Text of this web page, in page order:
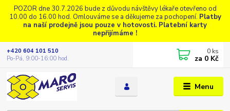
POZOR dne 30.7.2026 bude z důvodu návštěvy lékaře otevřeno od
10.00 do 16.00 hod. Omlouváme se a děkujeme za pochopení. Platby
na naší prodejně jsou pouze v hotovosti. Platební karty
nepřijímáme !
Menu
+420 604 101 510
Po-Pá, 9:00-16:00 hod.
0 ks
za 0 Kč